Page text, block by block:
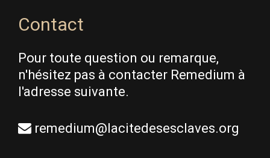
Contact
Pour toute question ou remarque,
n'hésitez pas à contacter Remedium à
l'adresse suivante.
remedium@lacitedesesclaves.org